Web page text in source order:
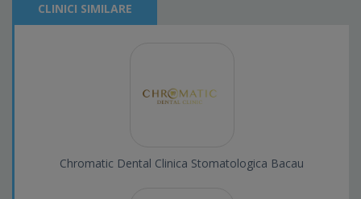
CLINICI SIMILARE
Chromatic Dental Clinica Stomatologica Bacau